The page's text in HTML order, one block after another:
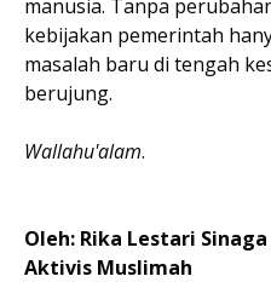
manusia. Tanpa
kebijakan pemerintah
masalah baru di tengah
berujung.
Wallahu'alam.
Oleh: Rika Lestari Sinaga
Aktivis Muslimah